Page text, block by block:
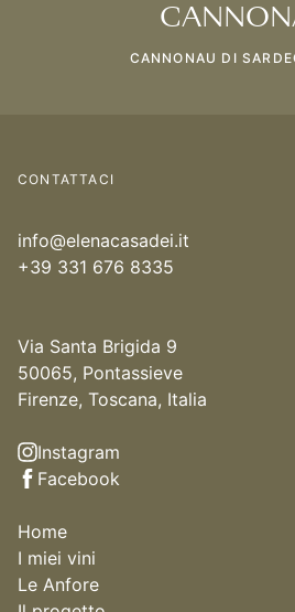
CANNONAU DI
CONTATTACI
info@elenacasadei.it
+39 331 676 8335
Via Santa Brigida 9
50065, Pontassieve
Firenze, Toscana, Italia
Instagram
Facebook
Home
I miei vini
Le Anfore